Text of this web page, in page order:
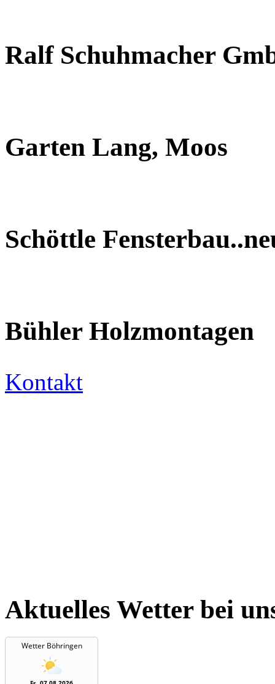
Ralf Schuhmacher
Garten Lang, Moos
Schöttle
Bühler Holzmontagen
Kontakt
Aktuelles Wetter bei
Wetter Böhringen